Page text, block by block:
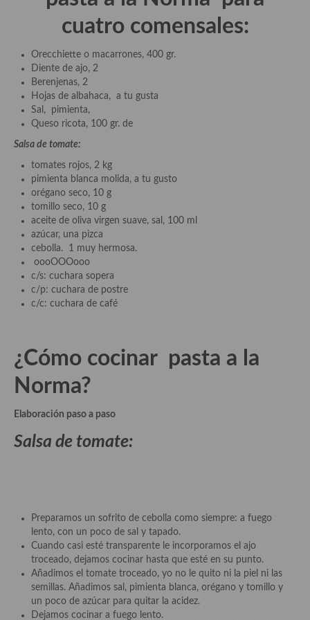
demás
Entrantes y primeros platos
Ensaladas
Entrantes
Gazpachos, salmorejos, sopas y cremas frías
Quínoa
Pasta
Arroces Y fideuás
Legumbres y cereales
Cuscús
Huevos
Masas elaboradas con harina, pizzas, quiches y demás
Aves
Carne
Pescado y Marisco
Postres y dulces
Salazones y encurtidos
Recetas Especiales
Recetas de Cuaresma
Recetas maridadas con los mejores AOVES
cuatro comensales:
Orecchiette o macarrones, 400 gr.
Diente de ajo, 2
Berenjenas, 2
Hojas de albahaca, a tu gusta
Sal, pimienta,
Queso ricota, 100 gr. de
Salsa de tomate:
tomates rojos, 2 kg
pimienta blanca molida, a tu gusto
orégano seco, 10 g
tomillo seco, 10 g
aceite de oliva virgen suave, sal, 100 ml
azúcar, una pizca
cebolla. 1 muy hermosa.
oooOOOooo
c/s: cuchara sopera
c/p: cuchara de postre
c/c: cuchara de café
¿Cómo cocinar pasta a la
Norma?
Elaboración paso a paso
Salsa de tomate:
Preparamos un sofrito de cebolla como siempre: a fuego
lento, con un poco de sal y tapado.
Cuando casi esté transparente le incorporamos el ajo
troceado, dejamos cocinar hasta que esté en su punto.
Añadimos el tomate troceado, yo no le quito ni la piel ni las
semillas. Añadimos sal, pimienta blanca, orégano y tomillo y
un poco de azúcar para quitar la acidez.
Dejamos cocinar a fuego lento.